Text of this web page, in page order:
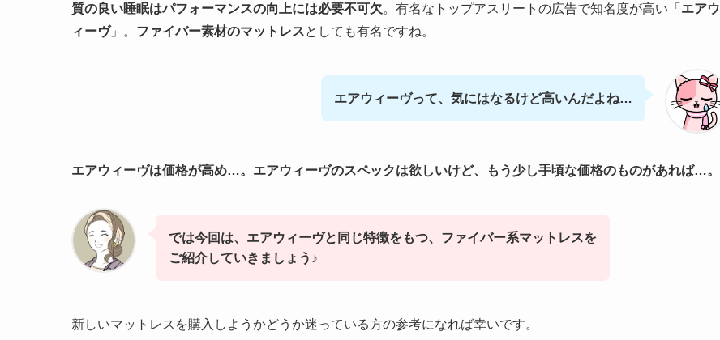
質の良い睡眠はパフォーマンスの向上には必要不可欠。有名なトップアスリートの広告で知名度が高い「 エアウ
ィーヴ」。 ファイバー素材のマットレスとしても有名ですね。
エアウィーヴって、気にはなるけど高いんだよね…
エアウィーヴは価格が高め…。エアウィーヴのスペックは欲しいけど、もう少し手頃な価格のものがあれば…。
では今回は、エアウィーヴと同じ特徴をもつ、ファイバー系マットレスを
ご紹介していきましょう♪
新しいマットレスを購入しようかどうか迷っている方の参考になれば幸いです。